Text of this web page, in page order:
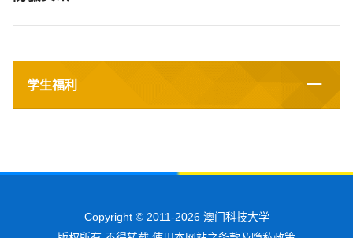
学生福利
Copyright © 2011-2026 澳门科技大学